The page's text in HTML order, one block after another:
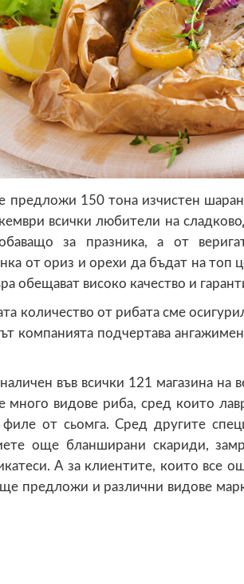
предложи 150 тона изчистен
всички любители на
за празника, а от
от ориз и орехи да бъдат на топ
обещават високо качество и
количество от рибата сме
компанията подчертава
във всички 121 магазина на
видове риба, сред които
от сьомга. Сред другите
още бланширани скариди,
А за клиентите, които все
предложи и различни видове